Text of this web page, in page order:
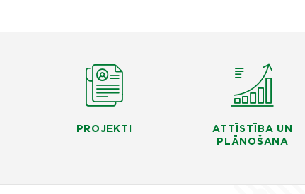
PROJEKTI
ATTĪSTĪBA UN
PLĀNOŠANA